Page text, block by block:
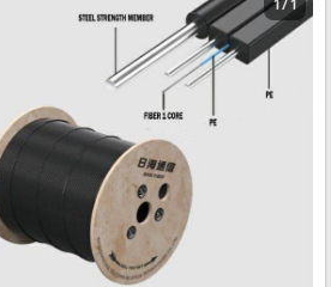
1 / 1